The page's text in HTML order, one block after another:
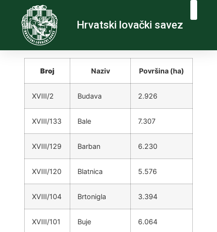
Hrvatski lovački savez
Broj Naziv Površina (ha)
XVIII/2 Budava 2.926
XVIII/133 Bale 7.307
XVIII/129 Barban 6.230
XVIII/120 Blatnica 5.576
XVIII/104 Brtonigla 3.394
XVIII/101 Buje 6.064